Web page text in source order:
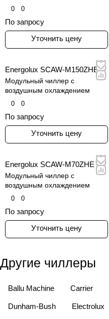
0 0
По запросу
Уточнить цену
Energolux SCAW-M150ZHE
Модульный чиллер с
воздушным охлаждением
0 0
По запросу
Уточнить цену
Energolux SCAW-M70ZHE
Модульный чиллер с
воздушным охлаждением
0 0
По запросу
Уточнить цену
Другие чиллеры
Ballu Machine Carrier
Dunham-Bush Electrolux